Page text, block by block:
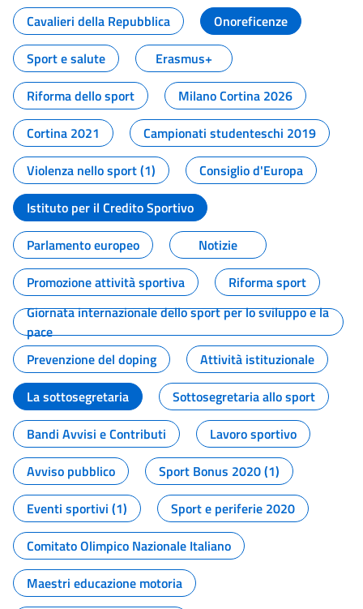
Cavalieri della Repubblica
Onoreficenze
Sport e salute
Erasmus+
Riforma dello sport
Milano Cortina 2026
Cortina 2021
Campionati studenteschi 2019
Violenza nello sport (1)
Consiglio d'Europa
Istituto per il Credito Sportivo
Parlamento europeo
Notizie
Promozione attività sportiva
Riforma sport
Giornata internazionale dello sport per lo sviluppo e la
pace
Prevenzione del doping
Attività istituzionale
La sottosegretaria
Sottosegretaria allo sport
Bandi Avvisi e Contributi
Lavoro sportivo
Avviso pubblico
Sport Bonus 2020 (1)
Eventi sportivi (1)
Sport e periferie 2020
Comitato Olimpico Nazionale Italiano
Maestri educazione motoria